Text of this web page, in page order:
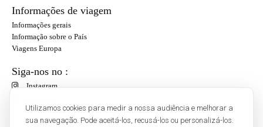
Utilizamos cookies para medir a nossa audiência e melhorar a
sua navegação. Pode aceitá-los, recusá-los ou personalizá-los.
Informações de viagem
Informações gerais
Informação sobre o País
Viagens Europa
Siga-nos no :
Instagram